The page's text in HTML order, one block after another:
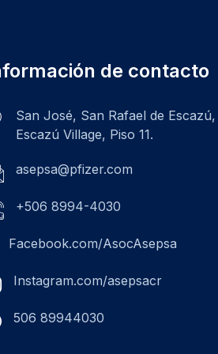
de contacto
San José, San Rafael de Escazú,
Escazú Village, Piso 11.
asepsa@pfizer.com
+506 8994-4030
Facebook.com/AsocAsepsa
Instagram.com/asepsacr
506 89944030